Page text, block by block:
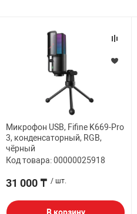
Микрофон USB, Fifine K669-Pro
3, конденсаторный, RGB,
чёрный
Код товара: 00000025918
31 000 ₸ / шт.
В корзину